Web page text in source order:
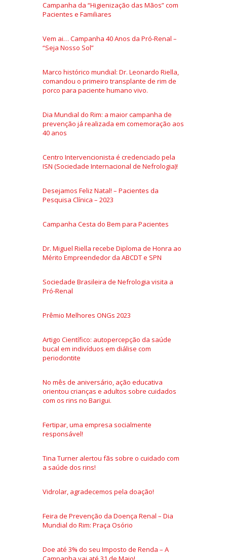
Campanha da “Higienização das Mãos” com
Pacientes e Familiares
Vem ai… Campanha 40 Anos da Pró-Renal –
“Seja Nosso Sol”
Marco histórico mundial: Dr. Leonardo Riella,
comandou o primeiro transplante de rim de
porco para paciente humano vivo.
Dia Mundial do Rim: a maior campanha de
prevenção já realizada em comemoração aos
40 anos
Centro Intervencionista é credenciado pela
ISN (Sociedade Internacional de Nefrologia)!
Desejamos Feliz Natal! – Pacientes da
Pesquisa Clínica – 2023
Campanha Cesta do Bem para Pacientes
Dr. Miguel Riella recebe Diploma de Honra ao
Mérito Empreendedor da ABCDT e SPN
Sociedade Brasileira de Nefrologia visita a
Pró-Renal
Prêmio Melhores ONGs 2023
Artigo Científico: autopercepção da saúde
bucal em indivíduos em diálise com
periodontite
No mês de aniversário, ação educativa
orientou crianças e adultos sobre cuidados
com os rins no Barigui.
Fertipar, uma empresa socialmente
responsável!
Tina Turner alertou fãs sobre o cuidado com
a saúde dos rins!
Vidrolar, agradecemos pela doação!
Feira de Prevenção da Doença Renal – Dia
Mundial do Rim: Praça Osório
Doe até 3% do seu Imposto de Renda – A